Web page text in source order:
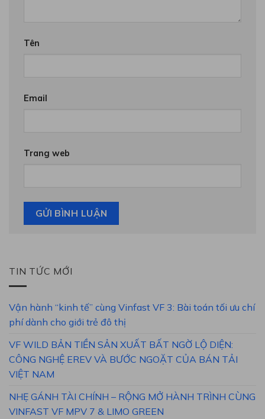
Tên
Email
Trang web
TIN TỨC MỚI
Vận hành “kinh tế” cùng Vinfast VF 3: Bài toán tối ưu chí
phí dành cho giới trẻ đô thị
VF WILD BẢN TIỀN SẢN XUẤT BẤT NGỜ LỘ DIỆN:
CÔNG NGHỆ EREV VÀ BƯỚC NGOẶT CỦA BÁN TẢI
VIỆT NAM
NHẸ GÁNH TÀI CHÍNH – RỘNG MỞ HÀNH TRÌNH CÙNG
VINFAST VF MPV 7 & LIMO GREEN